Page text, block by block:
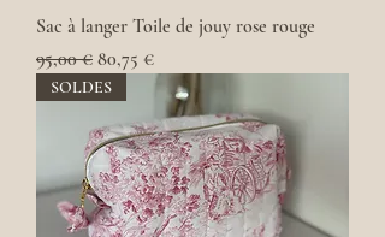
Sac à langer Toile de jouy rose rouge
Prix original
95,00 € Prix promotionnel
80,75 €
SOLDES